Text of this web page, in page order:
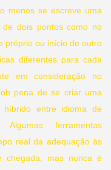
menos se escreve uma
de dois pontos como no
próprio ou início de outro
diferentes para cada
em consideração no
pena de se criar uma
híbrido entre idioma de
ferramentas
real da adequação às
chegada, mas nunca é